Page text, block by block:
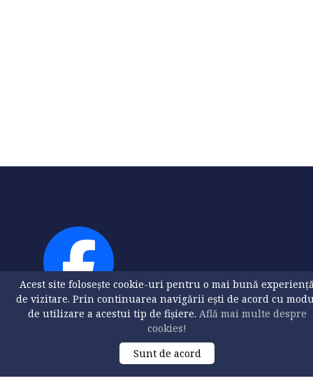
Acest site folosește cookie-uri pentru o mai bună
de vizitare. Prin continuarea navigării ești de acord cu
de utilizare a acestui tip de fișiere. Află mai multe despre
cookies!
Sunt de acord